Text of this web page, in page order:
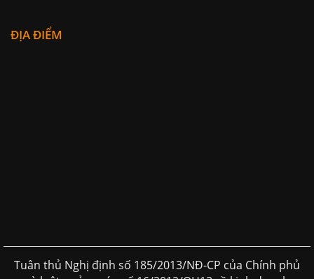
ĐỊA ĐIỂM
Tuân thủ Nghị định số 185/2013/NĐ-CP của Chính phủ